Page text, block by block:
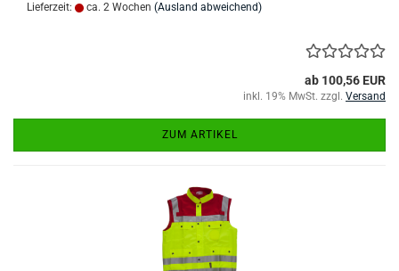
Lieferzeit: ca. 2 Wochen (Ausland abweichend)
ab 100,56 EUR
inkl. 19% MwSt. zzgl. Versand
ZUM ARTIKEL